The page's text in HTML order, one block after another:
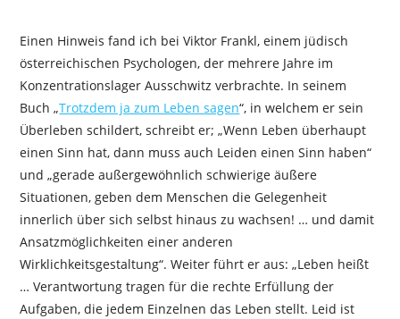
Einen Hinweis fand ich bei Viktor Frankl, einem jüdisch
österreichischen Psychologen, der mehrere Jahre im
Konzentrationslager Ausschwitz verbrachte. In seinem
Buch „Trotzdem ja zum Leben sagen“, in welchem er sein
Überleben schildert, schreibt er; „Wenn Leben überhaupt
einen Sinn hat, dann muss auch Leiden einen Sinn haben“
und „gerade außergewöhnlich schwierige äußere
Situationen, geben dem Menschen die Gelegenheit
innerlich über sich selbst hinaus zu wachsen! … und damit
Ansatzmöglichkeiten einer anderen
Wirklichkeitsgestaltung“. Weiter führt er aus: „Leben heißt
… Verantwortung tragen für die rechte Erfüllung der
Aufgaben, die jedem Einzelnen das Leben stellt. Leid ist